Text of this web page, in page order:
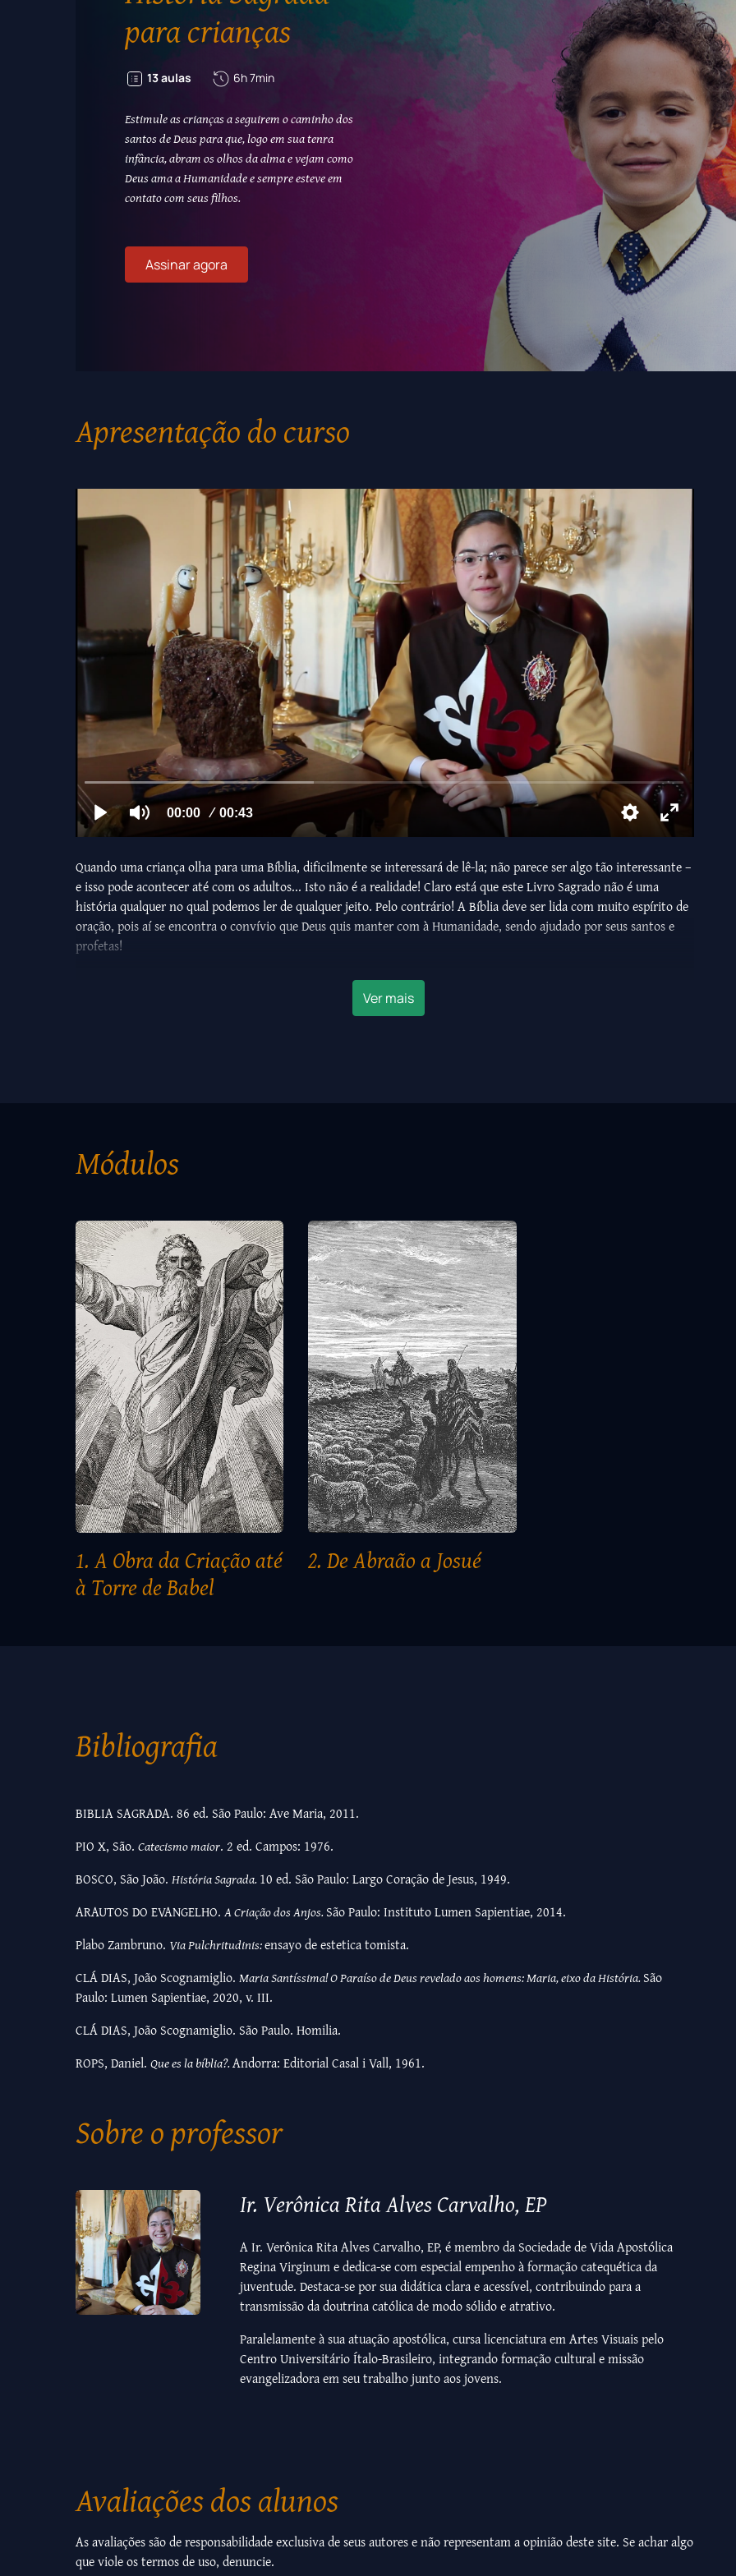
para crianças
13 aulas 6h 7min
Estimule as crianças a seguirem o caminho dos
santos de Deus para que, logo em sua tenra
infância, abram os olhos da alma e vejam como
Deus ama a Humanidade e sempre esteve em
contato com seus filhos.
Assinar agora
Apresentação do curso
Quando uma criança olha para uma Bíblia, dificilmente se interessará de lê-la; não parece ser algo tão interessante –
e isso pode acontecer até com os adultos... Isto não é a realidade! Claro está que este Livro Sagrado não é uma
história qualquer no qual podemos ler de qualquer jeito. Pelo contrário! A Bíblia deve ser lida com muito espírito de
oração, pois aí se encontra o convívio que Deus quis manter com à Humanidade, sendo ajudado por seus santos e
profetas!
Este Curso de História Sagrada para crianças é precisamente para que elas, logo em sua tenra infância, possam abrir
os olhos da alma e verem como Deus ama a Humanidade e sempre esteve em contato com seus filhos, e assim, as
crianças poderão ser estimuladas a seguir o caminho dos santos de Deus, cumprindo sua maravilhosa finalidade
Ver mais
Módulos
1. A Obra da Criação até
à Torre de Babel
2. De Abraão a Josué
Bibliografia
BIBLIA SAGRADA. 86 ed. São Paulo: Ave Maria, 2011.
PIO X, São. Catecismo maior. 2 ed. Campos: 1976.
BOSCO, São João. História Sagrada.10 ed. São Paulo: Largo Coração de Jesus, 1949.
ARAUTOS DO EVANGELHO. A Criação dos Anjos.São Paulo: Instituto Lumen Sapientiae, 2014.
Plabo Zambruno. Via Pulchritudinis:ensayo de estetica tomista.
CLÁ DIAS, João Scognamiglio. Maria Santíssima! O Paraíso de Deus revelado aos homens: Maria, eixo da História.São
Paulo: Lumen Sapientiae, 2020, v. III.
CLÁ DIAS, João Scognamiglio. São Paulo. Homilia.
ROPS, Daniel. Que es la bíblia?.Andorra: Editorial Casal i Vall, 1961.
Sobre o professor
Ir. Verônica Rita Alves Carvalho, EP
A Ir. Verônica Rita Alves Carvalho, EP, é membro da Sociedade de Vida Apostólica
Regina Virginum e dedica-se com especial empenho à formação catequética da
juventude. Destaca-se por sua didática clara e acessível, contribuindo para a
transmissão da doutrina católica de modo sólido e atrativo.
Paralelamente à sua atuação apostólica, cursa licenciatura em Artes Visuais pelo
Centro Universitário Ítalo-Brasileiro, integrando formação cultural e missão
evangelizadora em seu trabalho junto aos jovens.
Avaliações dos alunos
As avaliações são de responsabilidade exclusiva de seus autores e não representam a opinião deste site. Se achar algo
que viole os termos de uso, denuncie.